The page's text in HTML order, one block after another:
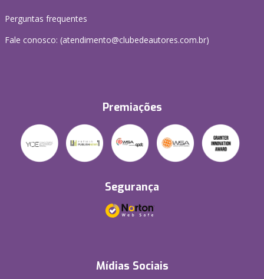
Perguntas frequentes
Fale conosco: (atendimento@clubedeautores.com.br)
Premiações
Segurança
Mídias Sociais